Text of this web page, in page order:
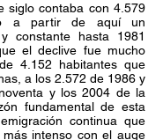
siglo contaba con 4.579
a partir de aquí un
constante hasta 1981
el declive fue mucho
4.152 habitantes que
a los 2.572 de 1986 y
y los 2004 de la
fundamental de esta
continua que
intenso con el auge